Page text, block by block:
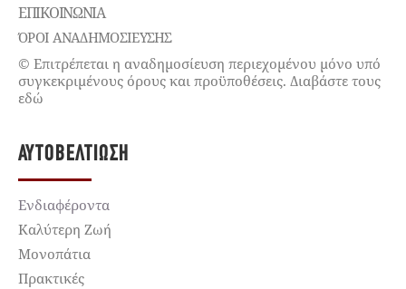
ΕΠΙΚΟΙΝΩΝΊΑ
ΌΡΟΙ ΑΝΑΔΗΜΟΣΙΕΥΣΗΣ
© Επιτρέπεται η αναδημοσίευση περιεχομένου μόνο υπό
συγκεκριμένους όρους και προϋποθέσεις. Διαβάστε τους
εδώ
ΑΥΤΟΒΕΛΤΊΩΣΗ
Ενδιαφέροντα
Καλύτερη Ζωή
Μονοπάτια
Πρακτικές